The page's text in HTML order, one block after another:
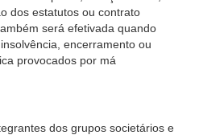
dos estatutos ou contrato
será efetivada quando
encerramento ou
provocados por má
dos grupos societários e